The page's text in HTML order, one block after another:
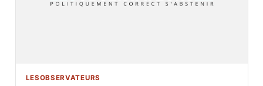
LESOBSERVATEURS